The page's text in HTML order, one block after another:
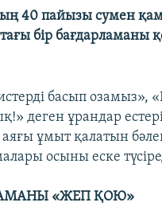
40 пайызы сумен
бір бағдарламаны
басып
деген ұрандар
ұмыт қалатын
осыны еске
«ЖЕП ҚОЮ»